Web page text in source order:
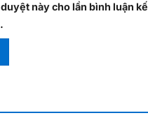
này cho lần bình luận kế